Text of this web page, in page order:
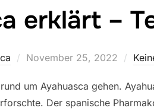
erklärt –
Veröffentlicht
November 25, 2022
um Ayahuasca gehen.
Der spanische